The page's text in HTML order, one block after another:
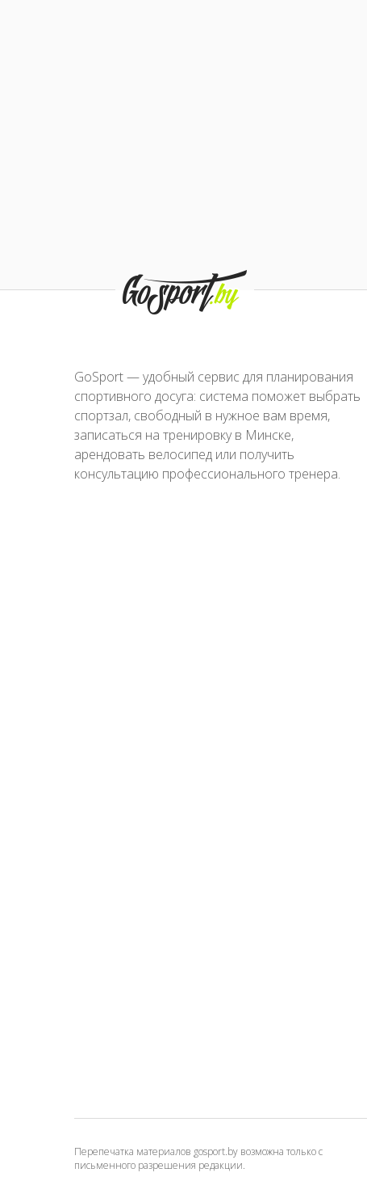
GoSport — удобный сервис для планирования
спортивного досуга: система поможет выбрать
спортзал, свободный в нужное вам время,
записаться на тренировку в Минске,
арендовать велосипед или получить
консультацию профессионального тренера.
Перепечатка материалов gosport.by возможна только с
письменного разрешения редакции.